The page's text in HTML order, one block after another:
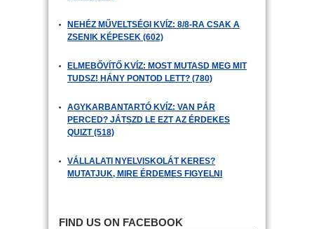
NEHÉZ MŰVELTSÉGI KVÍZ: 8/8-RA CSAK A
ZSENIK KÉPESEK (602)
ELMEBŐVÍTŐ KVÍZ: MOST MUTASD MEG MIT
TUDSZ! HÁNY PONTOD LETT? (780)
AGYKARBANTARTÓ KVÍZ: VAN PÁR
PERCED? JÁTSZD LE EZT AZ ÉRDEKES
QUIZT (518)
VÁLLALATI NYELVISKOLÁT KERES?
MUTATJUK, MIRE ÉRDEMES FIGYELNI
FIND US ON FACEBOOK